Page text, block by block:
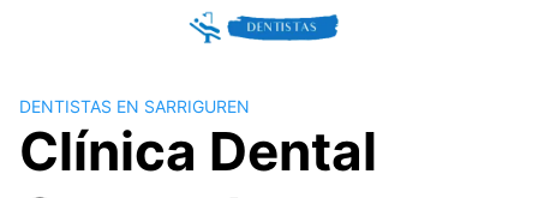
DENTISTAS EN SARRIGUREN
Clínica Dental